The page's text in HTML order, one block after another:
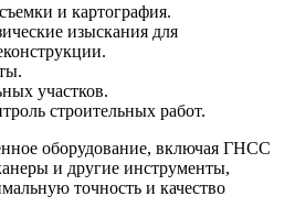
и картография.
изыскания для
участков.
строительных работ.
оборудование, включая ГНСС
и другие инструменты,
точность и качество